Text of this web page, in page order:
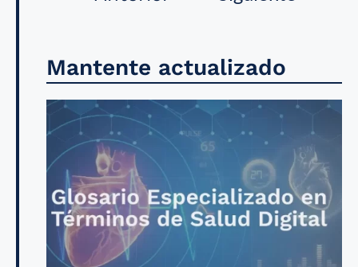
Mantente actualizado